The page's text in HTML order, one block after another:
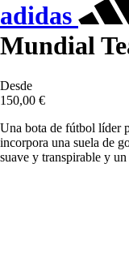
adidas
Mundial
Desde
150,00 €
Una bota de fútbol líder
incorpora una suela de
suave y transpirable y